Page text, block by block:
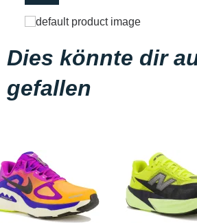
Dies könnte dir
gefallen